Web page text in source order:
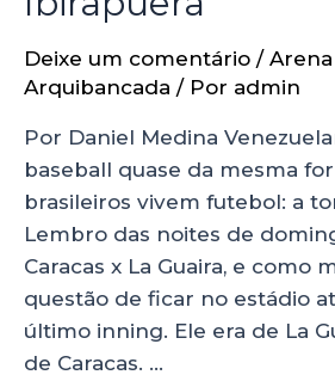
Deixe um comentário /
Arquibancada / Por admin
Por Daniel Medina
baseball quase da mesma
brasileiros vivem futebol: a
Lembro das noites de
Caracas x La Guaira, e como
questão de ficar no estádio
último inning. Ele era de La
de Caracas. …